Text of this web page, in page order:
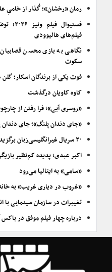
رمان «رخشان»؛ گُذار از خامیِ
فیلم‌های هالیوودی
نگاهی به بازی محسن
سکوت
فوت یکی از برندگان اسکار؛
کاوه کاویان درگذشت
«روسری آبی»؛ فرا رفتن از
«جای دندان پلنگ»؛ جای
۲۰ سریال غیرانگلیسی‌زبان برگزیده سال‌های اخیر
اکبر عبدی؛ پدیده کم‌نظیر
«سامی» به ایتالیا می‌رود
«غروب در دیاری غریب» به
تغییرات در سازمان سینمایی
درباره چهار فیلم موفق در باکس آفیس ۲۰۲۶/